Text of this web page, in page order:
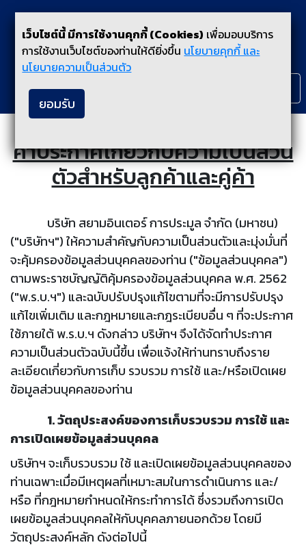
เว็บไซต์นี้ มีการใช้งานคุกกี้ (Cookies) เพื่อมอบบริการ
การใช้งานเว็บไซต์ของท่านให้ดียิ่งขึ้น นโยบายคุกกี้ และ
นโยบายความเป็นส่วนตัว
ยอมรับ
คำประกาศเกี่ยวกับความเป็นส่วน
ตัวสำหรับลูกค้าและคู่ค้า
บริษัท สยามอินเตอร์ การประมูล จำกัด (มหาชน)
("บริษัทฯ") ให้ความสำคัญกับความเป็นส่วนตัวและมุ่งมั่นที่
จะคุ้มครองข้อมูลส่วนบุคคลของท่าน ("ข้อมูลส่วนบุคคล")
ตามพระราชบัญญัติคุ้มครองข้อมูลส่วนบุคคล พ.ศ. 2562
("พ.ร.บ.ฯ") และฉบับปรับปรุงแก้ไขตามที่จะมีการปรับปรุง
แก้ไขเพิ่มเติม และกฎหมายและกฎระเบียบอื่น ๆ ที่จะประกาศ
ใช้ภายใต้ พ.ร.บ.ฯ ดังกล่าว บริษัทฯ จึงได้จัดทำประกาศ
ความเป็นส่วนตัวฉบับนี้ขึ้น เพื่อแจ้งให้ท่านทราบถึงราย
ละเอียดเกี่ยวกับการเก็บ รวบรวม การใช้ และ/หรือเปิดเผย
ข้อมูลส่วนบุคคลของท่าน
1. วัตถุประสงค์ของการเก็บรวบรวม การใช้ และ
การเปิดเผยข้อมูลส่วนบุคคล
บริษัทฯ จะเก็บรวบรวม ใช้ และเปิดเผยข้อมูลส่วนบุคคลของ
ท่านเฉพาะเมื่อมีเหตุผลที่เหมาะสมในการดำเนินการ และ/
หรือ ที่กฎหมายกำหนดให้กระทำการได้ ซึ่งรวมถึงการเปิด
เผยข้อมูลส่วนบุคคลให้กับบุคคลภายนอกด้วย โดยมี
วัตถุประสงค์หลัก ดังต่อไปนี้